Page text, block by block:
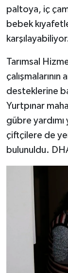
paltoya, iç
bebek
Tarımsal
desteklerine
Yurtpınar
gübre yardımı
çiftçilere de
bulunuldu.